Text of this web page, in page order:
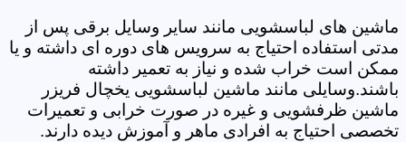
ماشین های لباسشویی مانند سایر وسایل برقی پس از
مدتی استفاده احتیاج به سرویس های دوره ای داشته و یا
ممکن است خراب شده و نیاز به تعمیر داشته
باشند.وسایلی مانند ماشین لباسشویی یخچال فریزر
ماشین ظرفشویی و غیره در صورت خرابی و تعمیرات
تخصصی احتیاج به افرادی ماهر و آموزش دیده دارند.